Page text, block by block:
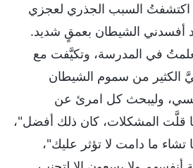
اكتشفتُ السبب الجذري لعجزي
أفسدني الشيطان بعمقٍ شديد.
في المدرسة، وتكيَّفت مع
الكثير من سموم الشيطان
وليبحث كل امرئ عن
قلَّت المشكلات، كان ذلك أفضل"،
ما دامت لا تؤثر عليك"،